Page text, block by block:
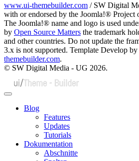
www.ui-themebuilder.com / SW Digital
with or endorsed by the Joomla!® Project
The Joomla!® name and logo is used
by Open Source Matters the trademark
and other countries. Do not update the
3.x is not supported. Template Develop by
themebuilder.com.
© SW Digital Media - UG 2026.
Blog
Features
Updates
Tutorials
Dokumentation
Abschnitte